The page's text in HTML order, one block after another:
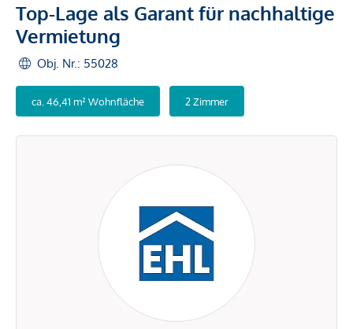
Top-Lage als Garant für nachhaltige
Vermietung
Obj. Nr.: 55028
ca. 46,41 m² Wohnfläche 2 Zimmer